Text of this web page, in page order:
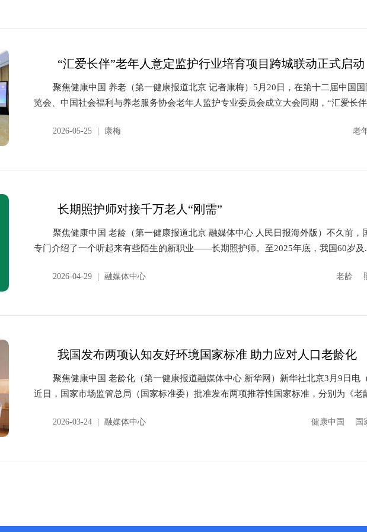
“汇爱长伴”老年人意定监护行业培育项目跨城联动正式启动
聚焦健康中国 养老（第一健康报道北京 记者康梅）5月20日，在第十二届中国
览会、中国社会福利与养老服务协会老年人监护专业委员会成立大会同期，“汇爱长
2026-05-25 康梅 老
长期照护师对接千万老人“刚需”
聚焦健康中国 老龄（第一健康报道北京 融媒体中心 人民日报海外版）不久前，
专门介绍了一个听起来有些陌生的新职业——长期照护师。至2025年底，我国60岁及
2026-04-29 融媒体中心 老龄
我国发布两项认知友好环境国家标准 助力应对人口老龄化
聚焦健康中国 老龄化（第一健康报道融媒体中心 新华网）新华社北京3月9日电（记者戴小河）
近日，国家市场监管总局（国家标准委）批准发布两项推荐性国家标准，分别为《老
2026-03-24 融媒体中心 健康中国 国